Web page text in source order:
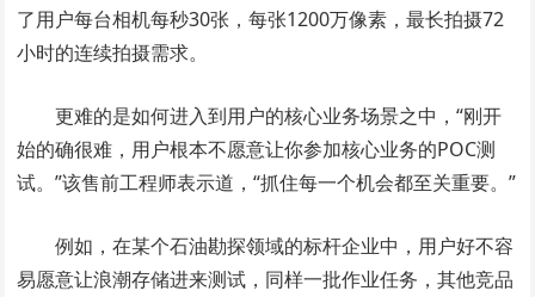
了用户每台相机每秒30张，每张1200万像素，最长拍摄72
小时的连续拍摄需求。
更难的是如何进入到用户的核心业务场景之中，“刚开
始的确很难，用户根本不愿意让你参加核心业务的POC测
试。”该售前工程师表示道，“抓住每一个机会都至关重要。”
例如，在某个石油勘探领域的标杆企业中，用户好不容
易愿意让浪潮存储进来测试，同样一批作业任务，其他竞品